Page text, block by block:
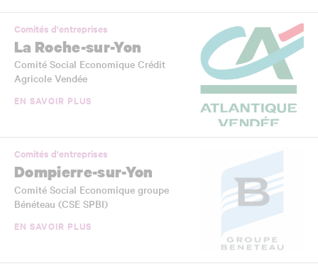
Comités d'entreprises
La Roche-sur-Yon
Comité Social Economique Crédit
Agricole Vendée
EN SAVOIR PLUS
Comités d'entreprises
Dompierre-sur-Yon
Comité Social Economique groupe
Bénéteau (CSE SPBI)
EN SAVOIR PLUS